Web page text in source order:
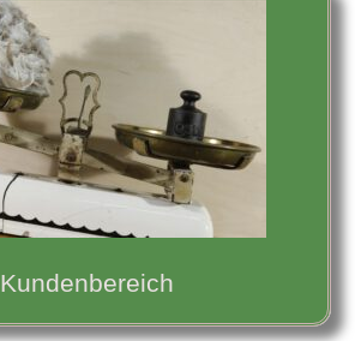
Kundenbereich